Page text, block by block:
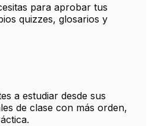
para aprobar tus
quizzes, glosarios y
a estudiar desde sus
de clase con más orden,